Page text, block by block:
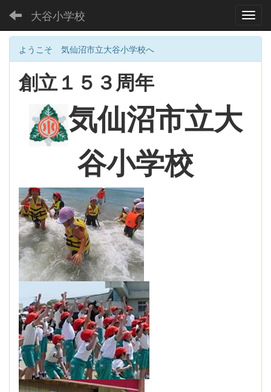
大谷小学校
ようこそ 気仙沼市立大谷小学校へ
創立１５３周年
気仙沼市立大
谷小学校